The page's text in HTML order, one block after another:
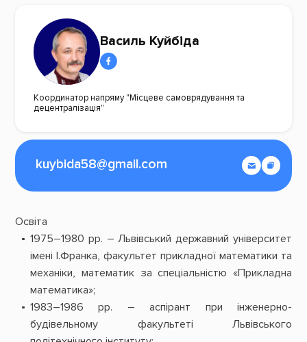
Василь Куйбіда
Координатор напряму "Місцеве самоврядування та
децентралізація"
kuybida58@gmail.com
Освіта
1975–1980 рр. – Львівський державний університет
імені І.Франка, факультет прикладної математики та
механіки, математик за спеціальністю «Прикладна
математика»;
1983–1986 рр. – аспірант при інженерно-
будівельному факультеті Львівського